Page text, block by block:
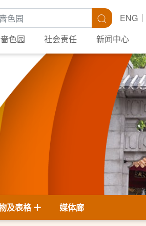
字 搜寻ENG
色园
社会责任 新闻中心
及表格 媒体廊